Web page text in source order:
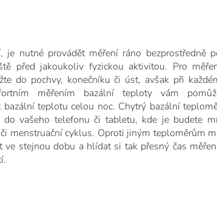
nutné provádět měření ráno bezprostředně
před jakoukoliv fyzickou aktivitou. Pro
do pochvy, konečníku či úst, avšak při
měřením bazální teploty vám
bazální teplotu celou noc. Chytrý bazální
do vašeho telefonu či tabletu, kde je budete
menstruační cyklus. Oproti jiným teploměrům
stejnou dobu a hlídat si tak přesný čas